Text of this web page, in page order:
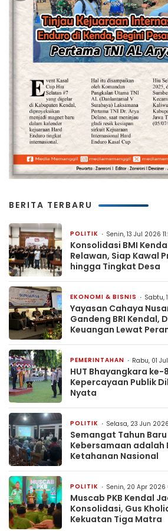
BERITA TERBARU
POLITIK Senin, 13 Jul 2026
Konsolidasi BMI
Relawan, Siap Kawal
hingga Tingkat Desa
EKONOMI & BISNIS Sabtu,
Yayasan Cahaya
Gandeng BRI Kendal,
Keuangan Lewat
PEMERINTAHAN Rabu, 01
HUT Bhayangkara
Kepercayaan Publik
Nyata
POLITIK Selasa, 23 Jun
Semangat Tahun
Kebersamaan adalah
Ketahanan Nasional
POLITIK Senin, 20 Apr 2026
Muscab PKB Kendal
Konsolidasi, Gus
Kekuatan Tiga Matra